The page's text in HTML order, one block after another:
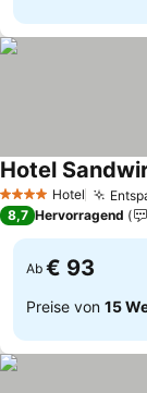
4 Sterne Hotel
Hotel
8,7 Hervorragend
Ab € 93
Preise von 15